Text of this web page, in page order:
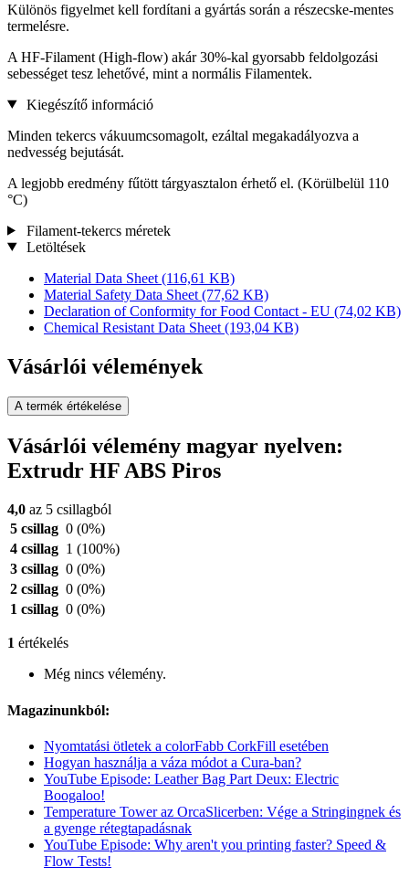
Különös figyelmet kell fordítani a gyártás során a részecske-mentes
termelésre.
A HF-Filament (High-flow) akár 30%-kal gyorsabb feldolgozási
sebességet tesz lehetővé, mint a normális Filamentek.
Kiegészítő információ
Minden tekercs vákuumcsomagolt, ezáltal megakadályozva a
nedvesség bejutását.
A legjobb eredmény fűtött tárgyasztalon érhető el. (Körülbelül 110
°C)
Filament-tekercs méretek
Letöltések
Material Data Sheet (116,61 KB)
Material Safety Data Sheet (77,62 KB)
Declaration of Conformity for Food Contact - EU (74,02 KB)
Chemical Resistant Data Sheet (193,04 KB)
Vásárlói vélemények
A termék értékelése
Vásárlói vélemény magyar nyelven:
Extrudr HF ABS Piros
4,0 az 5 csillagból
5 csillag 0 (0%)
4 csillag 1 (100%)
3 csillag 0 (0%)
2 csillag 0 (0%)
1 csillag 0 (0%)
1 értékelés
Még nincs vélemény.
Magazinunkból:
Nyomtatási ötletek a colorFabb CorkFill esetében
Hogyan használja a váza módot a Cura-ban?
YouTube Episode: Leather Bag Part Deux: Electric
Boogaloo!
Temperature Tower az OrcaSlicerben: Vége a Stringingnek és
a gyenge rétegtapadásnak
YouTube Episode: Why aren't you printing faster? Speed &
Flow Tests!